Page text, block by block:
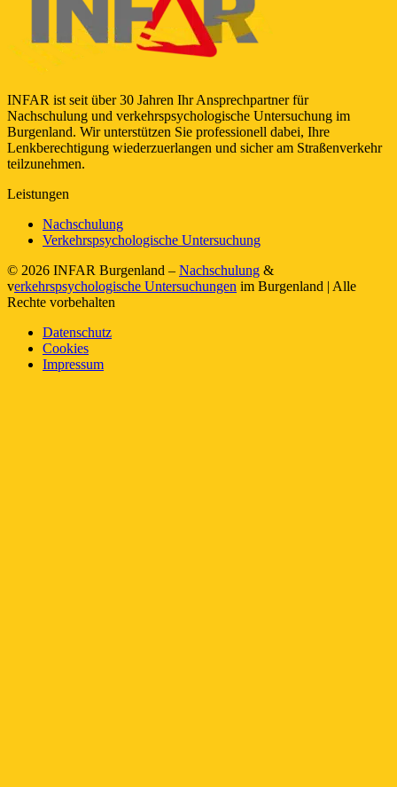
INFAR ist seit über 30 Jahren Ihr Ansprechpartner für
Nachschulung und verkehrspsychologische Untersuchung im
Burgenland. Wir unterstützen Sie professionell dabei, Ihre
Lenkberechtigung wiederzuerlangen und sicher am Straßenverkehr
teilzunehmen.
Leistungen
Nachschulung
Verkehrspsychologische Untersuchung
© 2026 INFAR Burgenland – Nachschulung &
verkehrspsychologische Untersuchungen im Burgenland | Alle
Rechte vorbehalten
Datenschutz
Cookies
Impressum